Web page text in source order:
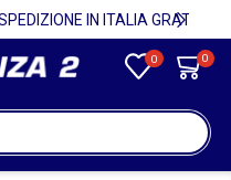
🎁 SPEDIZIONE IN ITALIA GRATUITA PER ORDINI SUPERIORI A 750€ + IVA 🎁
0 0